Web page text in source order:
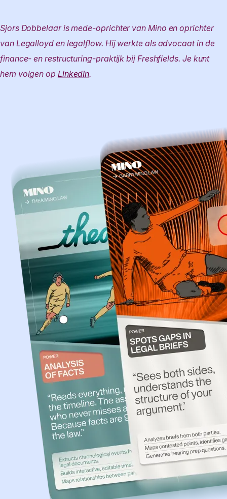
Sjors Dobbelaar is mede-oprichter van Mino en oprichter
van Legalloyd en legalflow. Hij werkte als advocaat in de
finance- en restructuring-praktijk bij Freshfields. Je kunt
hem volgen op LinkedIn.